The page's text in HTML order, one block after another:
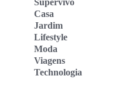
Supervivo
Casa
Jardim
Lifestyle
Moda
Viagens
Technologia